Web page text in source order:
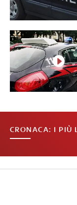
CRONACA: I PIÙ